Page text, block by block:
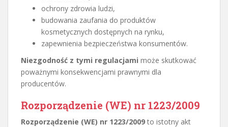
ochrony zdrowia ludzi,
budowania zaufania do produktów
kosmetycznych dostępnych na rynku,
zapewnienia bezpieczeństwa konsumentów.
Niezgodność z tymi regulacjami może skutkować
poważnymi konsekwencjami prawnymi dla
producentów.
Rozporządzenie (WE) nr 1223/2009
Rozporządzenie (WE) nr 1223/2009 to istotny akt